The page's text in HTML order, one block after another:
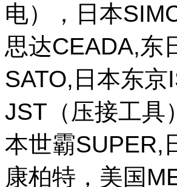
电），日本
思达CEADA,东
SATO,日本东
JST（压接工具
本世霸SUPER,
康柏特，美国